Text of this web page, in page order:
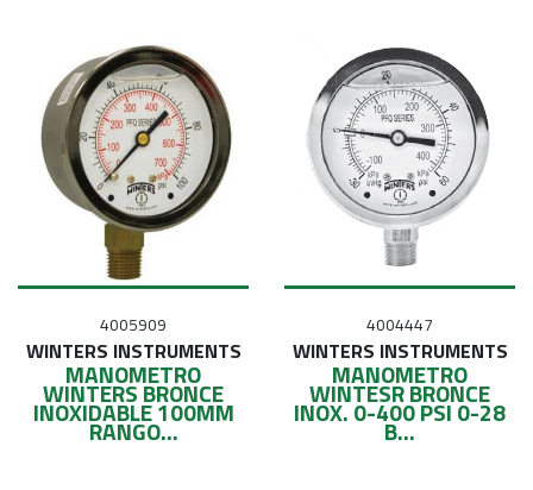
4005909
WINTERS INSTRUMENTS
MANOMETRO
WINTERS BRONCE
INOXIDABLE 100MM
RANGO...
4004447
WINTERS INSTRUMENTS
MANOMETRO
WINTESR BRONCE
INOX. 0-400 PSI 0-28
B...